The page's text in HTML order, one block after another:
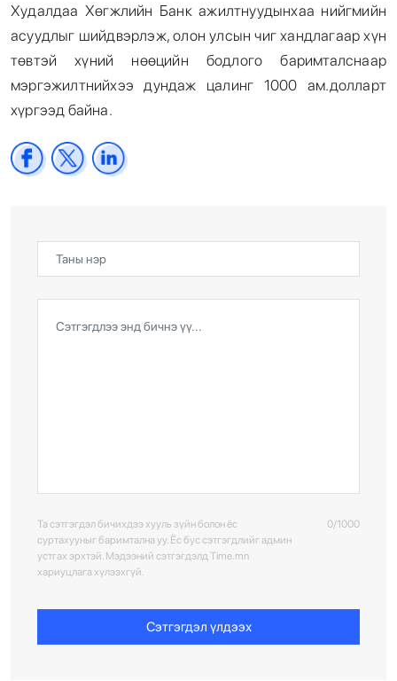
Худалдаа Хөгжлийн Банк ажилтнуудынхаа нийгмийн
асуудлыг шийдвэрлэж, олон улсын чиг хандлагаар хүн
төвтэй хүний нөөцийн бодлого баримталснаар
мэргэжилтнийхээ дундаж цалинг 1000 ам.долларт
хүргээд байна.
Та сэтгэгдэл бичихдээ хууль зүйн болон ёс
суртахууныг баримтална уу. Ёс бус сэтгэгдлийг админ
устгах эрхтэй. Мэдээний сэтгэгдэлд Time.mn
хариуцлага хүлээхгүй.
0/1000
Сэтгэгдэл үлдээх